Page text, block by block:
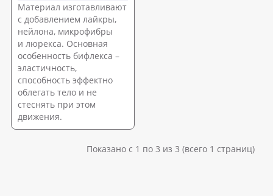
Материал изготавливают
с добавлением лайкры,
нейлона, микрофибры
и люрекса. Основная
особенность бифлекса –
эластичность,
способность эффектно
облегать тело и не
стеснять при этом
движения.
Показано с 1 по 3 из 3 (всего 1 страниц)